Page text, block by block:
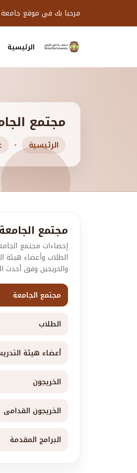
مرحبا بك في موقع جامعة
الرئيسية
مجتمع
الرئيسية
مجتمع الجامعة
إحصاءات مجتمع
الطلاب وأعضاء هيئة
والخريجين وفق أحدث
مجتمع الجامعة
الطلاب
أعضاء هيئة
الخريجون
الخريجون القدامى
البرامج المقدمة